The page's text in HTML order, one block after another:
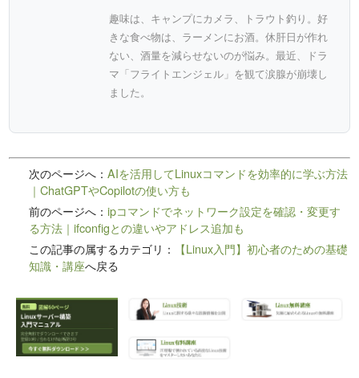
趣味は、キャンプにカメラ、トラウト釣り。好
きな食べ物は、ラーメンにお酒。休肝日が作れ
ない、酒量を減らせないのが悩み。最近、ドラ
マ「フライトエンジェル」を観て涙腺が崩壊し
ました。
次のページへ：AIを活用してLinuxコマンドを効率的に学ぶ方法
｜ChatGPTやCopilotの使い方も
前のページへ：ipコマンドでネットワーク設定を確認・変更す
る方法｜ifconfigとの違いやアドレス追加も
この記事の属するカテゴリ：
【Linux入門】初心者のための基礎
知識・講座へ戻る